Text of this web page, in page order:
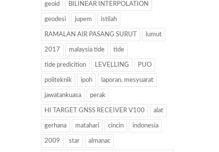
geoid BILINEAR INTERPOLATION
geodesi jupem istilah
RAMALAN AIR PASANG SURUT lumut
2017 malaysia tide tide
tide predicition LEVELLING PUO
politeknik ipoh laporan. mesyuarat
jawatankuasa perak
HI TARGET GNSS RECEIVER V100 alat
gerhana matahari cincin indonesia
2009 star almanac